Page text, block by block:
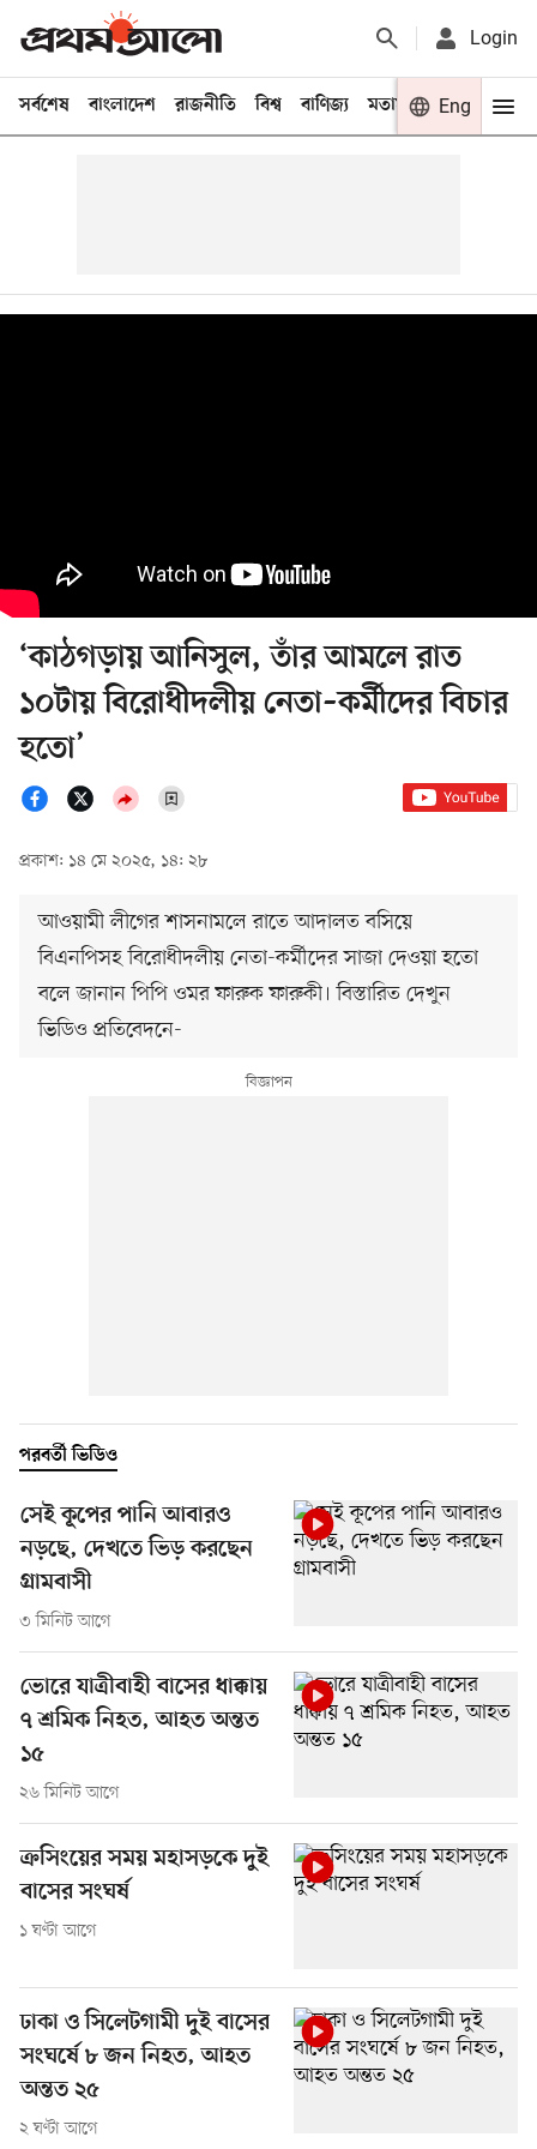
Login
সর্বশেষ বাংলাদেশ রাজনীতি বিশ্ব বাণিজ্য মতামত খেলা
Eng
‘কাঠগড়ায় আনিসুল, তাঁর আমলে রাত
১০টায় বিরোধীদলীয় নেতা–কর্মীদের বিচার
হতো’
প্রকাশ: ১৪ মে ২০২৫, ১৪: ২৮
আওয়ামী লীগের শাসনামলে রাতে আদালত বসিয়ে
বিএনপিসহ বিরোধীদলীয় নেতা-কর্মীদের সাজা দেওয়া হতো
বলে জানান পিপি ওমর ফারুক ফারুকী। বিস্তারিত দেখুন
ভিডিও প্রতিবেদনে-
পরবর্তী ভিডিও
সেই কূপের পানি আবারও
নড়ছে, দেখতে ভিড় করছেন
গ্রামবাসী
৩ মিনিট আগে
ভোরে যাত্রীবাহী বাসের ধাক্কায়
৭ শ্রমিক নিহত, আহত অন্তত
১৫
২৬ মিনিট আগে
ক্রসিংয়ের সময় মহাসড়কে দুই
বাসের সংঘর্ষ
১ ঘণ্টা আগে
ঢাকা ও সিলেটগামী দুই বাসের
সংঘর্ষে ৮ জন নিহত, আহত
অন্তত ২৫
২ ঘণ্টা আগে